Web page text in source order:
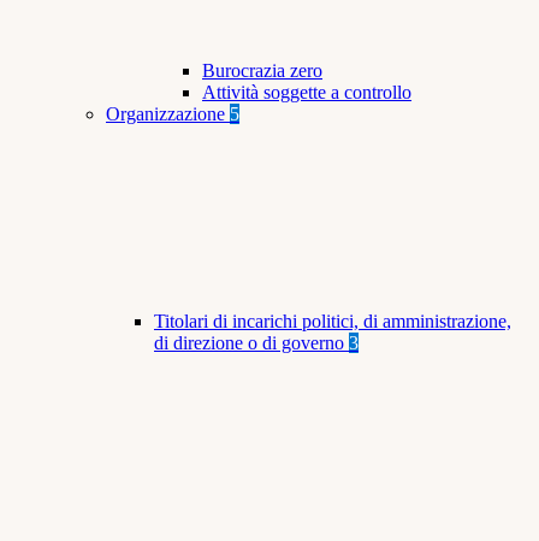
Burocrazia zero
Attività soggette a controllo
Organizzazione 5
Titolari di incarichi politici, di amministrazione,
di direzione o di governo 3